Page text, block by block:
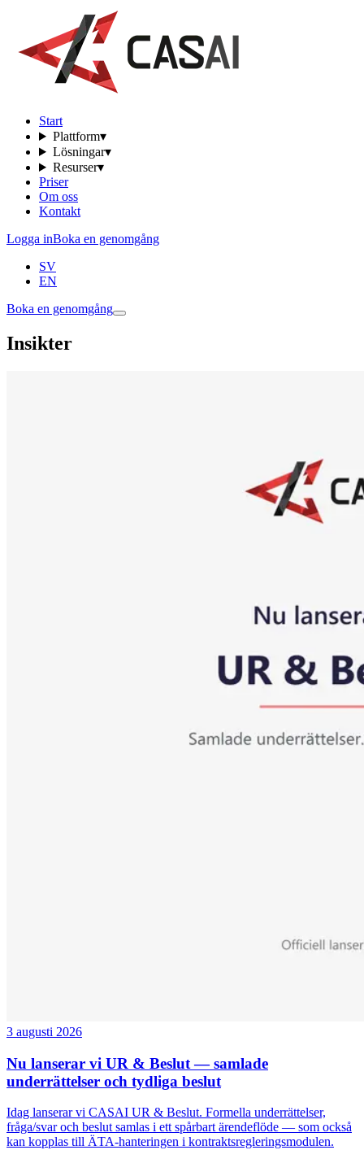
Start
Plattform▾
Lösningar▾
Resurser▾
Priser
Om oss
Kontakt
Logga inBoka en genomgång
SV
EN
Boka en genomgång
Insikter
3 augusti 2026
Nu lanserar vi UR & Beslut — samlade
underrättelser och tydliga beslut
Idag lanserar vi CASAI UR & Beslut. Formella underrättelser,
fråga/svar och beslut samlas i ett spårbart ärendeflöde — som också
kan kopplas till ÄTA-hanteringen i kontraktsregleringsmodulen.